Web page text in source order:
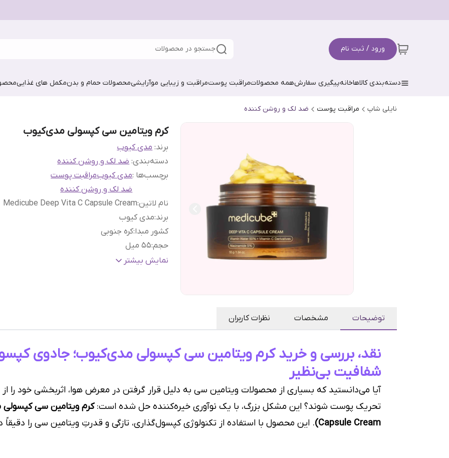
ورود / ثبت نام جستجو در محصولات
دسته‌بندی کالاهاخانهپیگیری سفارشهمه محصولاتمراقبت پوستمراقبت و زیبایی موآرایشیمحصولات حمام و بدنمکمل های غذایی
نایلی شاپ مراقبت پوست ضد لک و روشن کننده
کرم ویتامین سی کپسولی مدی‌کیوب
برند: مدی کیوب
دسته‌بندی:ضد لک و روشن کننده
برچسب‌ها :مدی کیوبمراقبت پوست
ضد لک و روشن کننده
نام لاتین:
Medicube Deep Vita C Capsule Cream
برند:مدی کیوب
کشور مبدا:کره جنوبی
حجم:۵۵ میل
براساس کارکرد ضد لک و روشن کننده نمایش بیشتر
توضیحات مشخصات نظرات کاربران
نقد، بررسی و خرید کرم ویتامین سی کپسولی مدی‌کیوب؛ جادوی
شفافیت بی‌نظیر
آیا می‌دانستید که بسیاری از محصولات ویتامین سی به دلیل قرار گرفتن در معرض هوا، اثربخشی خود
تحریک پوست شوند؟ این مشکل بزرگ، با یک نوآوری خیره‌کننده حل شده است:
Capsule Cream) . این محصول با استفاده از تکنولوژی کپسول‌گذاری، تازگی و قدرتِ ویتامین سی را